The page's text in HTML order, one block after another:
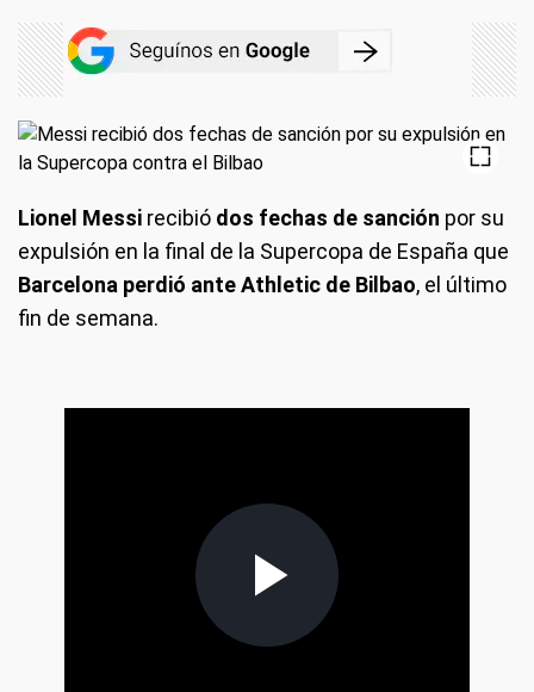
Lionel Messi recibió dos fechas de sanción por su
expulsión en la final de la Supercopa de España que
Barcelona perdió ante Athletic de Bilbao, el último
fin de semana.